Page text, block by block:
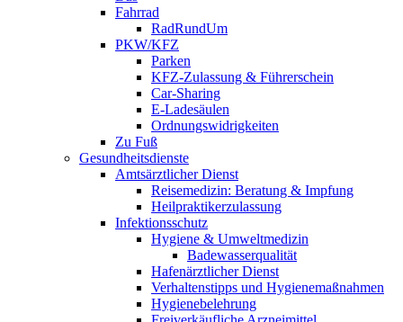
Fahrrad
RadRundUm
PKW/KFZ
Parken
KFZ-Zulassung & Führerschein
Car-Sharing
E-Ladesäulen
Ordnungswidrigkeiten
Zu Fuß
Gesundheitsdienste
Amtsärztlicher Dienst
Reisemedizin: Beratung & Impfung
Heilpraktikerzulassung
Infektionsschutz
Hygiene & Umweltmedizin
Badewasserqualität
Hafenärztlicher Dienst
Verhaltenstipps und Hygienemaßnahmen
Hygienebelehrung